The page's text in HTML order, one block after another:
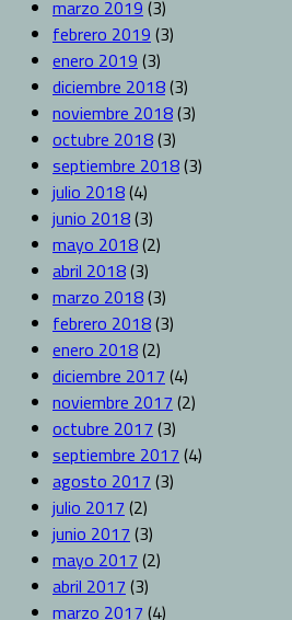
marzo 2019 (3)
febrero 2019 (3)
enero 2019 (3)
diciembre 2018(3)
noviembre 2018(3)
octubre 2018(3)
septiembre 2018(3)
julio 2018(4)
junio 2018(3)
mayo 2018(2)
abril 2018(3)
marzo 2018(3)
febrero 2018(3)
enero 2018(2)
diciembre 2017 (4)
noviembre 2017 (2)
octubre 2017 (3)
septiembre 2017 (4)
agosto 2017 (3)
julio 2017 (2)
junio 2017 (3)
mayo 2017 (2)
abril 2017 (3)
marzo 2017 (4)